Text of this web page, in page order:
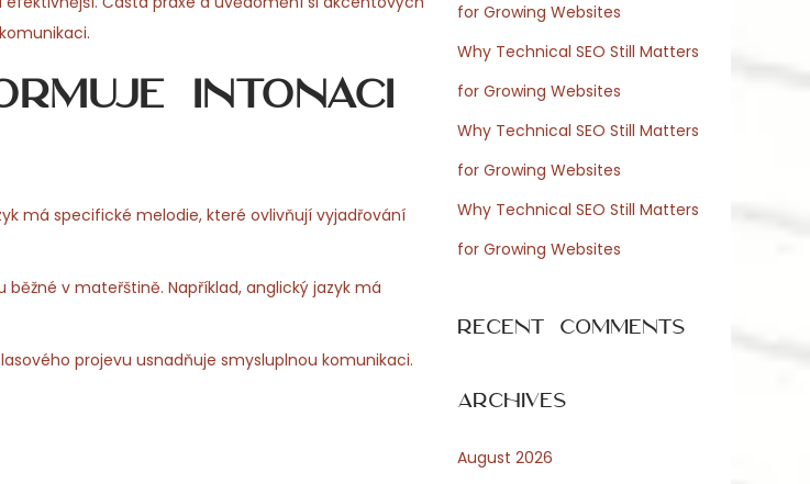
intonaci
má specifické melodie, které ovlivňují vyjadřování
v mateřštině. Například, anglický jazyk má
projevu usnadňuje smysluplnou komunikaci.
:for Growing Websites
Why Technical SEO Still Matters
for Growing Websites
Why Technical SEO Still Matters
for Growing Websites
Why Technical SEO Still Matters
for Growing Websites
Recent Comments
Archives
August 2026